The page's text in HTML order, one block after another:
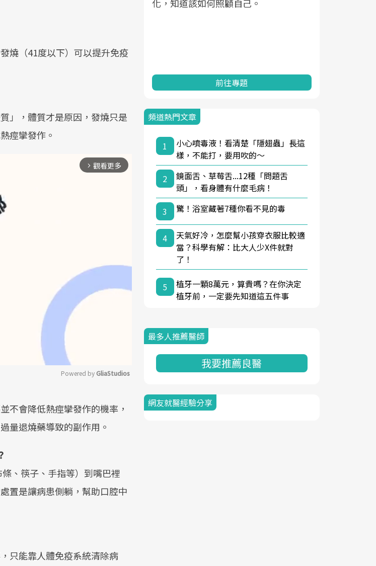
燒（41度以下）可以提升免疫
」，體質才是原因，發燒只是
痙攣發作。
arrow_forward_ios 觀看更多
Mute
Powered by GliaStudios
不會降低熱痙攣發作的機率，
量退燒藥導致的副作用。
、筷子、手指等）到嘴巴裡
置是讓病患側躺，幫助口腔中
只能靠人體免疫系統清除病
的服務，更是民眾了解自身健康
啟動健康管理的重要起點。
化，知道該如何照顧自己。
前往專題
頻道熱門文章
1
小心噴毒液！看清楚「隱翅蟲」長這
樣，不能打，要用吹的～
2
鏡面舌、草莓舌...12種「問題舌
頭」，看身體有什麼毛病！
3
驚！浴室藏著7種你看不見的毒
4
天氣好冷，怎麼幫小孩穿衣服比較適
當？科學有解：比大人少X件就對
了！
5
植牙一顆8萬元，算貴嗎？在你決定
植牙前，一定要先知道這五件事
最多人推薦醫師
我要推薦良醫
網友就醫經驗分享